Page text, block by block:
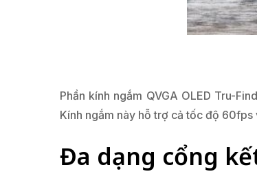
Phần kính ngắm QVGA OLED Tru-
Kính ngắm này hỗ trợ cả tốc độ
Đa dạng cổng